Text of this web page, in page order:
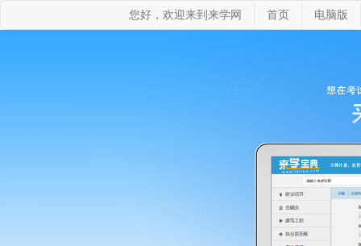
您好，欢迎来到来学网 首页 电脑版